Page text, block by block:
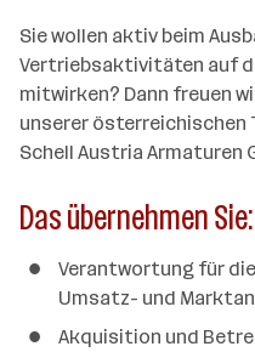
e
r
l
l
e
n
t
g
e
b
e
r
b
e
i
t
r
n
a
n
d
o
r
e
Sie wollen aktiv beim
Vertriebsaktivitäten auf
mitwirken? Dann freuen
unserer
Schell Austria Armaturen
Das übernehmen Sie:
Verantwortung für
Umsatz- und
Akquisition und